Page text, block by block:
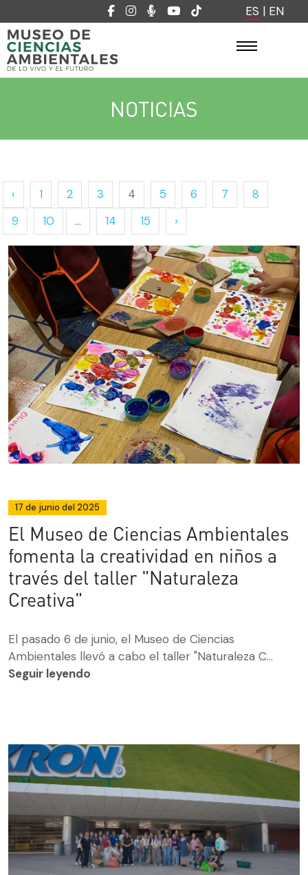
ES | EN
NOTICIAS
‹ 1 2 3 4 5 6 7
8
9
10 ... 14 15 ›
17 de junio del 2025
El Museo de Ciencias Ambientales
fomenta la creatividad en niños a
través del taller "Naturaleza
Creativa"
El pasado 6 de junio, el Museo de Ciencias
Ambientales llevó a cabo el taller "Naturaleza C...
Seguir leyendo